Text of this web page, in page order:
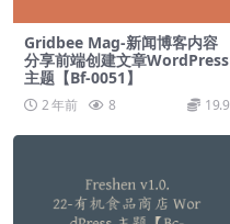
Gridbee Mag-新闻博客内容
分享前端创建文章WordPress
主题【Bf-0051】
2 年前 8 19.9